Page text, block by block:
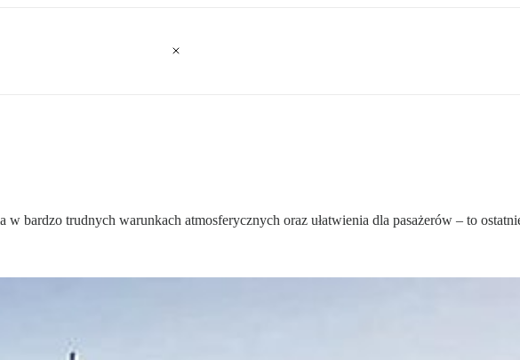
bardzo trudnych warunkach atmosferycznych oraz ułatwienia dla pasażerów – to